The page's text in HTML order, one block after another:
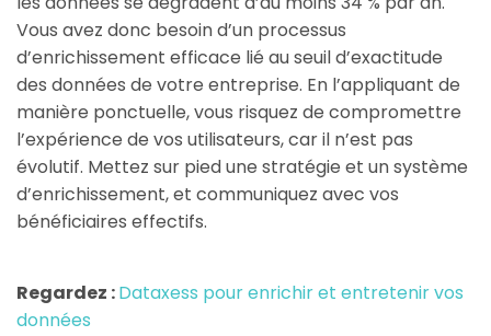
Vous avez donc besoin d’un processus
d’enrichissement efficace lié au seuil d’exactitude
des données de votre entreprise. En l’appliquant de
manière ponctuelle, vous risquez de compromettre
l’expérience de vos utilisateurs, car il n’est pas
évolutif. Mettez sur pied une stratégie et un système
d’enrichissement, et communiquez avec vos
bénéficiaires effectifs.
Regardez :Dataxess pour enrichir et entretenir vos
données